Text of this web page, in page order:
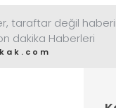
taraftar değil
dakika Haberleri